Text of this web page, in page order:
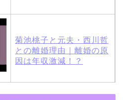
菊池桃子と元夫・西川哲
との離婚理由｜離婚の原
因は年収激減！？